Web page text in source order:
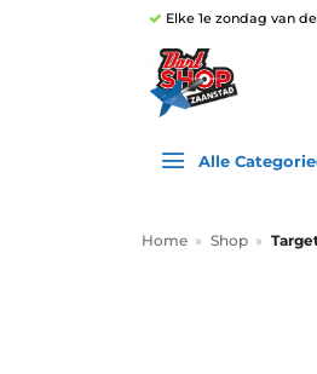
Elke 1e zondag van
Alle
Home » Shop »